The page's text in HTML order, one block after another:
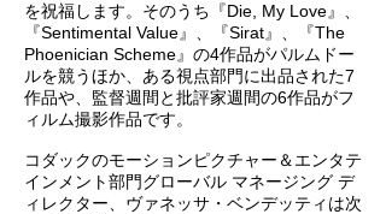
を祝福します。そのうち『Die, My Love』、
『Sentimental Value』、『Sirat』、『The
Phoenician Scheme』の4作品がパルムドー
ルを競うほか、ある視点部門に出品された7
作品や、監督週間と批評家週間の6作品がフ
ィルム撮影作品です。
コダックのモーションピクチャー＆エンタテ
インメント部門グローバル マネージング デ
ィレクター、ヴァネッサ・ベンデッティは次